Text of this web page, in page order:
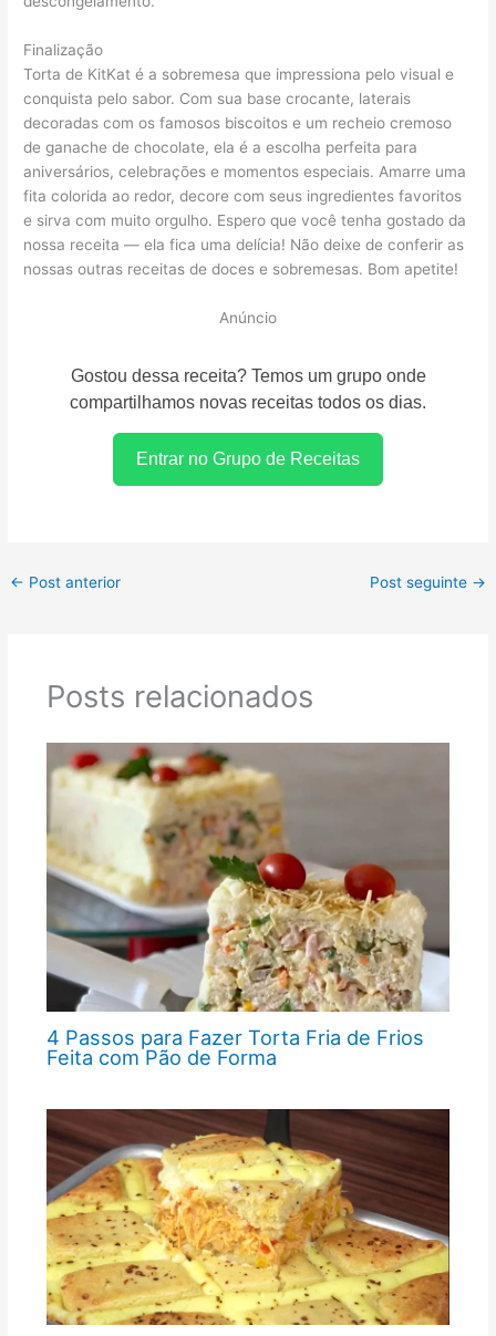
Finalização
Torta de KitKat é a sobremesa que impressiona pelo visual e
conquista pelo sabor. Com sua base crocante, laterais
decoradas com os famosos biscoitos e um recheio cremoso
de ganache de chocolate, ela é a escolha perfeita para
aniversários, celebrações e momentos especiais. Amarre uma
fita colorida ao redor, decore com seus ingredientes favoritos
e sirva com muito orgulho. Espero que você tenha gostado da
nossa receita — ela fica uma delícia! Não deixe de conferir as
nossas outras receitas de doces e sobremesas. Bom apetite!
Anúncio
Gostou dessa receita? Temos um grupo onde
compartilhamos novas receitas todos os dias.
Entrar no Grupo de Receitas
← Post anterior Post seguinte →
Posts relacionados
4 Passos para Fazer Torta Fria de Frios
Feita com Pão de Forma